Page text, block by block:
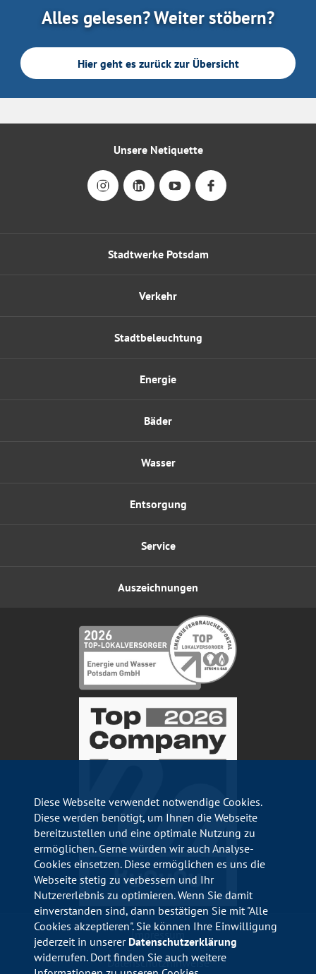
Alles gelesen? Weiter stöbern?
Hier geht es zurück zur Übersicht
Stadtwerke Potsdam
Energie
Wasser
Verkehr
Bäder
Entsorgung
Stadtbeleuchtung
Service
Auszeichnungen
Unsere Netiquette
Impressum
Datenschutzhinweise
Diese Webseite verwendet notwendige Cookies.
Diese werden benötigt, um Ihnen die Webseite
bereitzustellen und eine optimale Nutzung zu
ermöglichen. Gerne würden wir auch Analyse-
Cookies einsetzen. Diese ermöglichen es uns die
Webseite stetig zu verbessern und Ihr
Nutzererlebnis zu optimieren. Wenn Sie damit
einverstanden sind, dann bestätigen Sie mit "Alle
Cookies akzeptieren". Sie können Ihre Einwilligung
jederzeit in unserer Datenschutzerklärung
widerrufen. Dort finden Sie auch weitere